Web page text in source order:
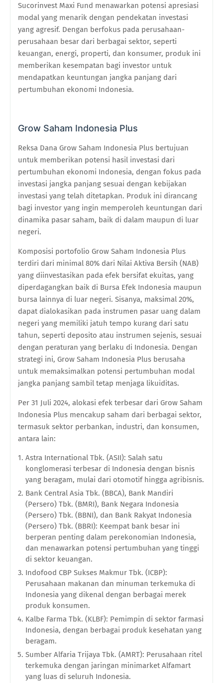
Sucorinvest Maxi Fund menawarkan potensi apresiasi
modal yang menarik dengan pendekatan investasi
yang agresif. Dengan berfokus pada perusahaan-
perusahaan besar dari berbagai sektor, seperti
keuangan, energi, properti, dan konsumer, produk ini
memberikan kesempatan bagi investor untuk
mendapatkan keuntungan jangka panjang dari
pertumbuhan ekonomi Indonesia.
Grow Saham Indonesia Plus
Reksa Dana Grow Saham Indonesia Plus bertujuan
untuk memberikan potensi hasil investasi dari
pertumbuhan ekonomi Indonesia, dengan fokus pada
investasi jangka panjang sesuai dengan kebijakan
investasi yang telah ditetapkan. Produk ini dirancang
bagi investor yang ingin memperoleh keuntungan dari
dinamika pasar saham, baik di dalam maupun di luar
negeri.
Komposisi portofolio Grow Saham Indonesia Plus
terdiri dari minimal 80% dari Nilai Aktiva Bersih (NAB)
yang diinvestasikan pada efek bersifat ekuitas, yang
diperdagangkan baik di Bursa Efek Indonesia maupun
bursa lainnya di luar negeri. Sisanya, maksimal 20%,
dapat dialokasikan pada instrumen pasar uang dalam
negeri yang memiliki jatuh tempo kurang dari satu
tahun, seperti deposito atau instrumen sejenis, sesuai
dengan peraturan yang berlaku di Indonesia. Dengan
strategi ini, Grow Saham Indonesia Plus berusaha
untuk memaksimalkan potensi pertumbuhan modal
jangka panjang sambil tetap menjaga likuiditas.
Per 31 Juli 2024, alokasi efek terbesar dari Grow Saham
Indonesia Plus mencakup saham dari berbagai sektor,
termasuk sektor perbankan, industri, dan konsumen,
antara lain:
Astra International Tbk. (ASII): Salah satu
konglomerasi terbesar di Indonesia dengan bisnis
yang beragam, mulai dari otomotif hingga agribisnis.
Bank Central Asia Tbk. (BBCA), Bank Mandiri
(Persero) Tbk. (BMRI), Bank Negara Indonesia
(Persero) Tbk. (BBNI), dan Bank Rakyat Indonesia
(Persero) Tbk. (BBRI): Keempat bank besar ini
berperan penting dalam perekonomian Indonesia,
dan menawarkan potensi pertumbuhan yang tinggi
di sektor keuangan.
Indofood CBP Sukses Makmur Tbk. (ICBP):
Perusahaan makanan dan minuman terkemuka di
Indonesia yang dikenal dengan berbagai merek
produk konsumen.
Kalbe Farma Tbk. (KLBF): Pemimpin di sektor farmasi
Indonesia, dengan berbagai produk kesehatan yang
beragam.
Sumber Alfaria Trijaya Tbk. (AMRT): Perusahaan ritel
terkemuka dengan jaringan minimarket Alfamart
yang luas di seluruh Indonesia.